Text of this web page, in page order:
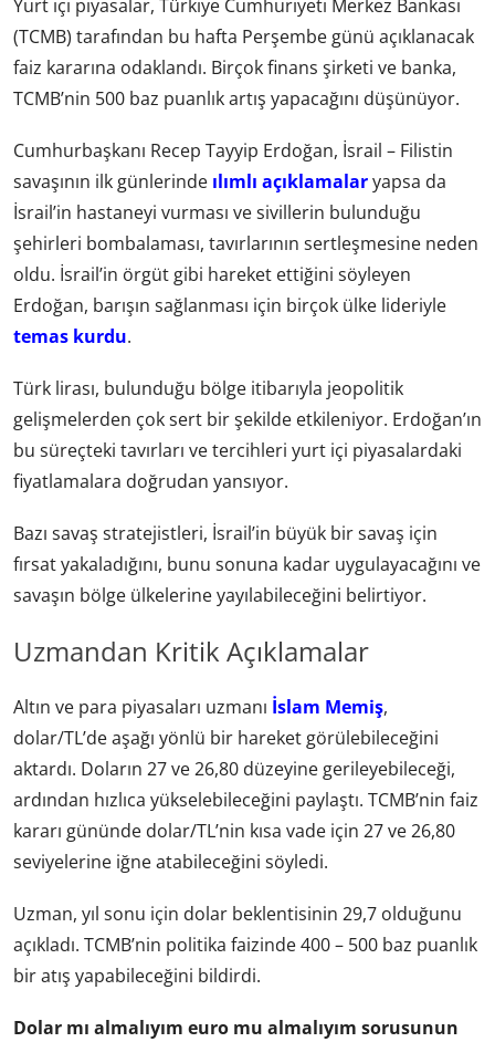
Yurt içi piyasalar, Türkiye Cumhuriyeti Merkez Bankası
(TCMB) tarafından bu hafta Perşembe günü açıklanacak
faiz kararına odaklandı. Birçok finans şirketi ve banka,
TCMB’nin 500 baz puanlık artış yapacağını düşünüyor.
Cumhurbaşkanı Recep Tayyip Erdoğan, İsrail – Filistin
savaşının ilk günlerinde ılımlı açıklamalaryapsa da
İsrail’in hastaneyi vurması ve sivillerin bulunduğu
şehirleri bombalaması, tavırlarının sertleşmesine neden
oldu. İsrail’in örgüt gibi hareket ettiğini söyleyen
Erdoğan, barışın sağlanması için birçok ülke lideriyle
temas kurdu.
Türk lirası, bulunduğu bölge itibarıyla jeopolitik
gelişmelerden çok sert bir şekilde etkileniyor. Erdoğan’ın
bu süreçteki tavırları ve tercihleri yurt içi piyasalardaki
fiyatlamalara doğrudan yansıyor.
Bazı savaş stratejistleri, İsrail’in büyük bir savaş için
fırsat yakaladığını, bunu sonuna kadar uygulayacağını ve
savaşın bölge ülkelerine yayılabileceğini belirtiyor.
Uzmandan Kritik Açıklamalar
Altın ve para piyasaları uzmanı İslam Memiş,
dolar/TL’de aşağı yönlü bir hareket görülebileceğini
aktardı. Doların 27 ve 26,80 düzeyine gerileyebileceği,
ardından hızlıca yükselebileceğini paylaştı. TCMB’nin faiz
kararı gününde dolar/TL’nin kısa vade için 27 ve 26,80
seviyelerine iğne atabileceğini söyledi.
Uzman, yıl sonu için dolar beklentisinin 29,7 olduğunu
açıkladı. TCMB’nin politika faizinde 400 – 500 baz puanlık
bir atış yapabileceğini bildirdi.
Dolar mı almalıyım euro mu almalıyım sorusunun